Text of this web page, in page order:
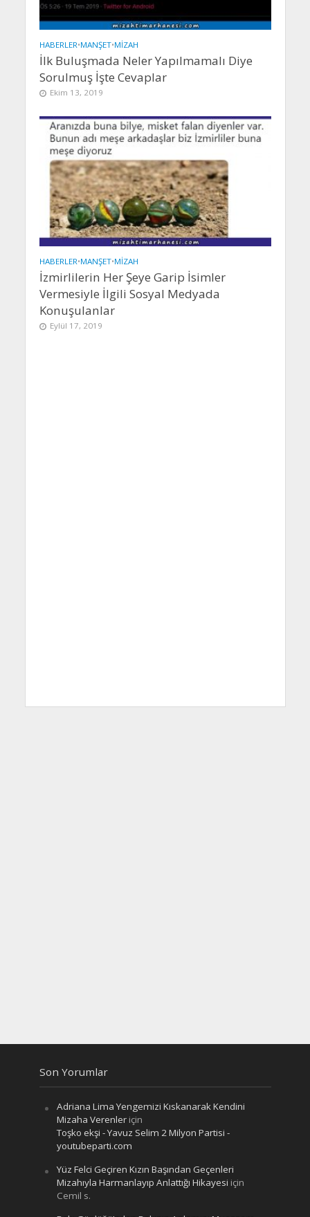
HABERLER•MANŞET•MIZAH
İlk Buluşmada Neler Yapılmamalı Diye
Sorulmuş İşte Cevaplar
Ekim 13, 2019
HABERLER•MANŞET•MIZAH
İzmirlilerin Her Şeye Garip İsimler
Vermesiyle İlgili Sosyal Medyada
Konuşulanlar
Eylül 17, 2019
Son Yorumlar
Adriana Lima Yengemizi Kıskanarak Kendini
Mizaha Verenleriçin
Toşko ekşi - Yavuz Selim 2 Milyon Partisi -
youtubeparti.com
Yüz Felci Geçiren Kızın Başından Geçenleri
Mizahıyla Harmanlayıp Anlattığı Hikayesi için
Cemil s.